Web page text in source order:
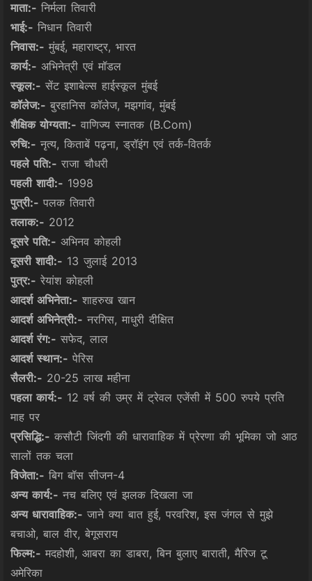
माता:- निर्मला तिवारी
भाई:- निधान तिवारी
निवास:- मुंबई, महाराष्ट्र, भारत
कार्य:- अभिनेत्री एवं मॉडल
स्कूल:- सेंट इशाबेल्स हाईस्कूल मुंबई
कॉलेज:- बुरहानिस कॉलेज, मझगांव, मुंबई
शैक्षिक योग्यता:- वाणिज्य स्नातक (B.Com)
रुचि:- नृत्य, किताबें पढ़ना, ड्रॉइंग एवं तर्क-वितर्क
पहले पति:- राजा चौधरी
पहली शादी:- 1998
पुत्री:- पलक तिवारी
तलाक:- 2012
दूसरे पति:- अभिनव कोहली
दूसरी शादी:- 13 जुलाई 2013
पुत्र:- रेयांश कोहली
आदर्श अभिनेता:- शाहरुख खान
आदर्श अभिनेत्री:- नरगिस, माधुरी दीक्षित
आदर्श रंग:- सफेद, लाल
आदर्श स्थान:- पेरिस
सैलरी:- 20-25 लाख महीना
पहला कार्य:- 12 वर्ष की उम्र में ट्रेवल एजेंसी में 500 रुपये प्रति
माह पर
प्रसिद्धि:- कसौटी जिंदगी की धारावाहिक में प्रेरणा की भूमिका जो आठ
सालों तक चला
विजेता:- बिग बॉस सीजन-4
अन्य कार्य:- नच बलिए एवं झलक दिखला जा
अन्य धारावाहिक:- जाने क्या बात हुई, परवरिश, इस जंगल से मुझे
बचाओ, बाल वीर, बेगूसराय
फिल्म:- मदहोशी, आबरा का डाबरा, बिन बुलाए बाराती, मैरिज टू
अमेरिका